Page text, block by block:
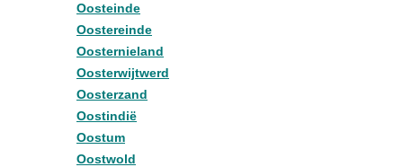
Oosteinde
Oostereinde
Oosternieland
Oosterwijtwerd
Oosterzand
Oostindië
Oostum
Oostwold